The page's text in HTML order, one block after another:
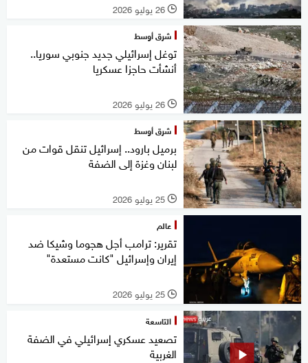
l 26 يوليو 2026
شرق أوسط
توغل إسرائيلي جديد جنوبي سوريا..
أنشأت حاجزا عسكريا
l 26 يوليو 2026
شرق أوسط
برميل بارود.. إسرائيل تنقل قوات من
لبنان وغزة إلى الضفة
l 25 يوليو 2026
عالم
تقرير: ترامب أجل هجوما وشيكا ضد
إيران وإسرائيل "كانت مستعدة"
l 25 يوليو 2026
التاسعة
تصعيد عسكري إسرائيلي في الضفة
الغربية